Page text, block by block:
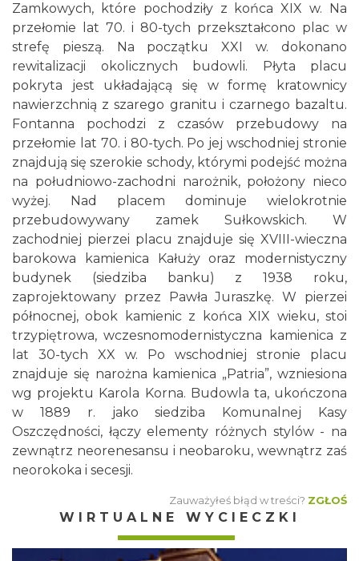
Zamkowych, które pochodziły z końca XIX w. Na
przełomie lat 70. i 80-tych przekształcono plac w
strefę pieszą. Na początku XXI w. dokonano
rewitalizacji okolicznych budowli. Płyta placu
pokryta jest układającą się w formę kratownicy
nawierzchnią z szarego granitu i czarnego bazaltu.
Fontanna pochodzi z czasów przebudowy na
przełomie lat 70. i 80-tych. Po jej wschodniej stronie
znajdują się szerokie schody, którymi podejść można
na południowo-zachodni narożnik, położony nieco
wyżej. Nad placem dominuje wielokrotnie
przebudowywany zamek Sułkowskich. W
zachodniej pierzei placu znajduje się XVIII-wieczna
barokowa kamienica Kałuży oraz modernistyczny
budynek (siedziba banku) z 1938 roku,
zaprojektowany przez Pawła Juraszkę. W pierzei
północnej, obok kamienic z końca XIX wieku, stoi
trzypiętrowa, wczesnomodernistyczna kamienica z
lat 30-tych XX w. Po wschodniej stronie placu
znajduje się narożna kamienica „Patria”, wzniesiona
wg projektu Karola Korna. Budowla ta, ukończona
w 1889 r. jako siedziba Komunalnej Kasy
Oszczędności, łączy elementy różnych stylów - na
zewnątrz neorenesansu i neobaroku, wewnątrz zaś
neorokoka i secesji.
Zauważyłeś błąd w treści? ZGŁOŚ
WIRTUALNE WYCIECZKI